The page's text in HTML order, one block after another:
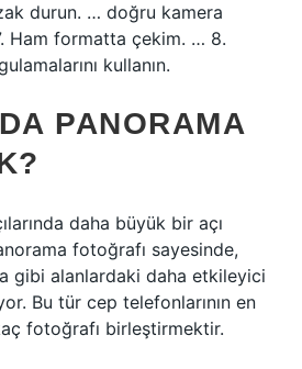
durun. … doğru kamera
Ham formatta çekim. … 8.
kullanın.
PANORAMA
daha büyük bir açı
fotoğrafı sayesinde,
gibi alanlardaki daha etkileyici
Bu tür cep telefonlarının en
fotoğrafı birleştirmektir.